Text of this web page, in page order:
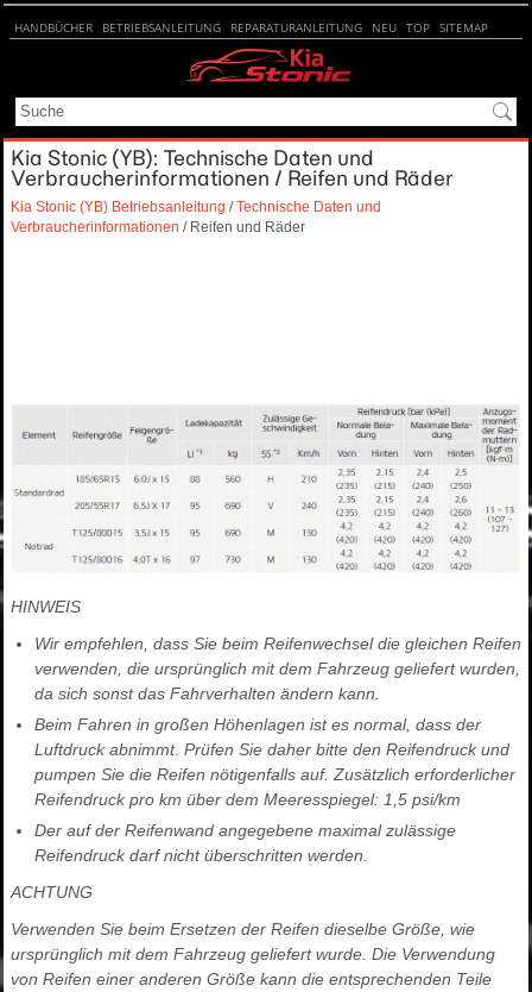
HANDBÜCHER BETRIEBSANLEITUNG REPARATURANLEITUNG NEU TOP SITEMAP
Kia Stonic (YB): Technische Daten und
Verbraucherinformationen / Reifen und Räder
Kia Stonic (YB) Betriebsanleitung /Technische Daten und
Verbraucherinformationen / Reifen und Räder
HINWEIS
Wir empfehlen, dass Sie beim Reifenwechsel die gleichen Reifen
verwenden, die ursprünglich mit dem Fahrzeug geliefert wurden,
da sich sonst das Fahrverhalten ändern kann.
Beim Fahren in großen Höhenlagen ist es normal, dass der
Luftdruck abnimmt. Prüfen Sie daher bitte den Reifendruck und
pumpen Sie die Reifen nötigenfalls auf. Zusätzlich erforderlicher
Reifendruck pro km über dem Meeresspiegel: 1,5 psi/km
Der auf der Reifenwand angegebene maximal zulässige
Reifendruck darf nicht überschritten werden.
ACHTUNG
Verwenden Sie beim Ersetzen der Reifen dieselbe Größe, wie
ursprünglich mit dem Fahrzeug geliefert wurde. Die Verwendung
von Reifen einer anderen Größe kann die entsprechenden Teile